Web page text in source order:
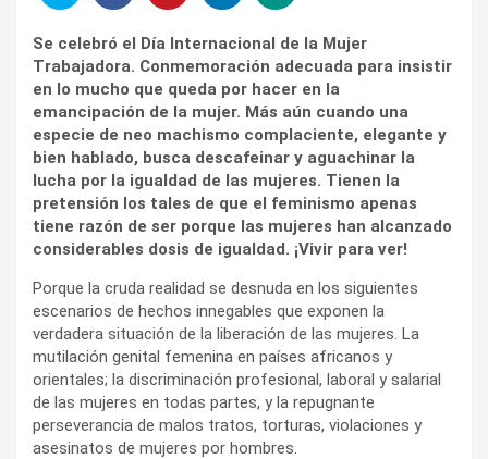
Se celebró el Día Internacional de la Mujer
Trabajadora. Conmemoración adecuada para insistir
en lo mucho que queda por hacer en la
emancipación de la mujer. Más aún cuando una
especie de neo machismo complaciente, elegante y
bien hablado, busca descafeinar y aguachinar la
lucha por la igualdad de las mujeres. Tienen la
pretensión los tales de que el feminismo apenas
tiene razón de ser porque las mujeres han alcanzado
considerables dosis de igualdad. ¡Vivir para ver!
Porque la cruda realidad se desnuda en los siguientes
escenarios de hechos innegables que exponen la
verdadera situación de la liberación de las mujeres. La
mutilación genital femenina en países africanos y
orientales; la discriminación profesional, laboral y salarial
de las mujeres en todas partes, y la repugnante
perseverancia de malos tratos, torturas, violaciones y
asesinatos de mujeres por hombres.